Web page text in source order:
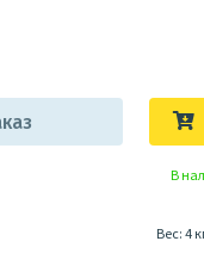
В
Вес: 4